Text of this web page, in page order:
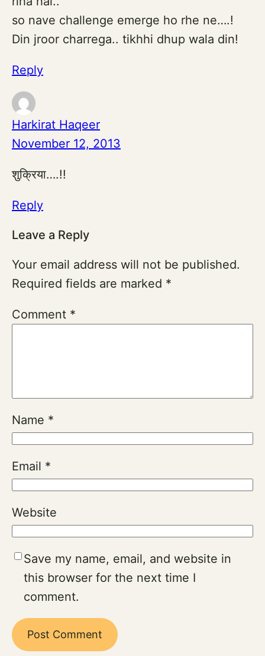
so nave challenge emerge ho rhe ne….!
Din jroor charrega.. tikhhi dhup wala din!
Reply
Harkirat Haqeer
November 12, 2013
शुक्रिया….!!
Reply
Leave a Reply
Your email address will not be published.
Required fields are marked *
Comment *
Name *
Email *
Website
Save my name, email, and website in
this browser for the next time I
comment.